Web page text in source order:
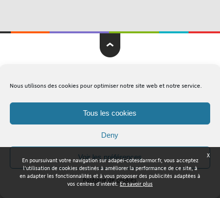
Nous utilisons des cookies pour optimiser notre site web et notre service.
Tous les cookies
Deny
Voir les préférences
Politique de cookies
X
En poursuivant votre navigation sur adapei-cotesdarmor.fr, vous acceptez
l'utilisation de cookies destinés à améliorer la performance de ce site, à
en adapter les fonctionnalités et à vous proposer des publicités adaptées à
vos centres d'intérêt.En savoir plus